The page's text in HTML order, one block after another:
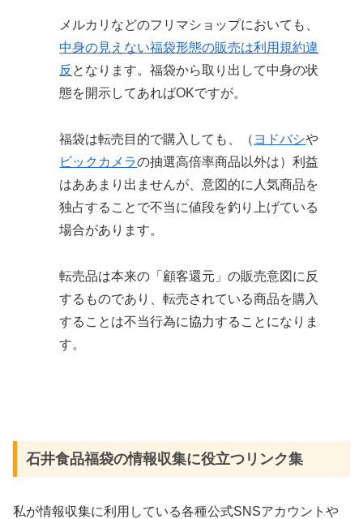
メルカリなどのフリマショップにおいても、
中身の見えない福袋形態の販売は利用規約違
反 となります。福袋から取り出して中身の状
態を開示してあればOKですが。
福袋は転売目的で購入しても、（ ヨドバシや
ビックカメラの抽選高倍率商品以外は）利益
はああまり出ませんが、意図的に人気商品を
独占することで不当に値段を釣り上げている
場合があります。
転売品は本来の「顧客還元」の販売意図に反
するものであり、転売されている商品を購入
することは不当行為に協力することになりま
す。
石井食品福袋の情報収集に役立つリンク集
私が情報収集に利用している各種公式SNSアカウントや